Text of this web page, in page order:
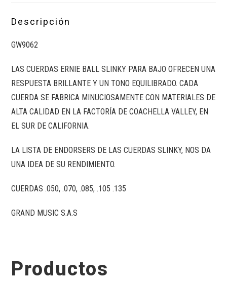
Descripción
GW9062
LAS CUERDAS ERNIE BALL SLINKY PARA BAJO OFRECEN UNA
RESPUESTA BRILLANTE Y UN TONO EQUILIBRADO. CADA
CUERDA SE FABRICA MINUCIOSAMENTE CON MATERIALES DE
ALTA CALIDAD EN LA FACTORÍA DE COACHELLA VALLEY, EN
EL SUR DE CALIFORNIA.
LA LISTA DE ENDORSERS DE LAS CUERDAS SLINKY, NOS DA
UNA IDEA DE SU RENDIMIENTO.
CUERDAS .050, .070, .085, .105 .135
GRAND MUSIC S.A.S
Productos